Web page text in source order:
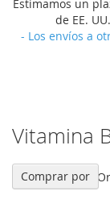
Estimamos un
de EE.
- Los envíos a
Vitamina
Comprar por